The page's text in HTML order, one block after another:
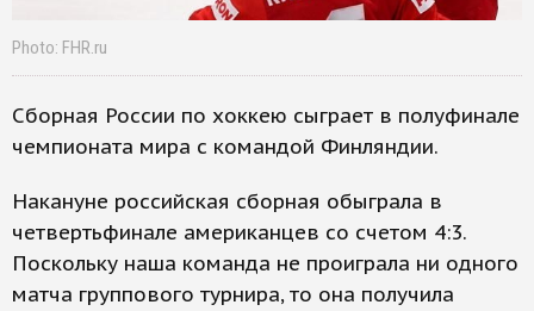
Photo: FHR.ru
Сборная России по хоккею сыграет в полуфинале
чемпионата мира с командой Финляндии.
Накануне российская сборная обыграла в
четвертьфинале американцев со счетом 4:3.
Поскольку наша команда не проиграла ни одного
матча группового турнира, то она получила